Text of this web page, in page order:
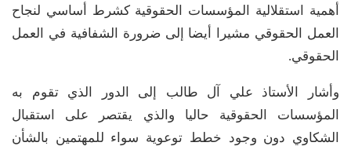
أهمية استقلالية المؤسسات الحقوقية كشرط أساسي لنجاح
العمل الحقوقي مشيرا أيضا إلى ضرورة الشفافية في العمل
الحقوقي.
وأشار الأستاذ علي آل طالب إلى الدور الذي تقوم به
المؤسسات الحقوقية حاليا والذي يقتصر على استقبال
الشكاوي دون وجود خطط توعوية سواء للمهتمين بالشأن